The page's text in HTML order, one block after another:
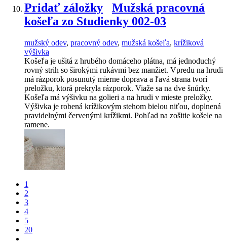
Pridať záložky
Mužská pracovná
košeľa zo Studienky 002-03
mužský odev, pracovný odev, mužská košeľa, krížiková
výšivka
Košeľa je ušitá z hrubého domáceho plátna, má jednoduchý
rovný strih so širokými rukávmi bez manžiet. Vpredu na hrudi
má rázporok posunutý mierne doprava a ľavá strana tvorí
preložku, ktorá prekryla rázporok. Viaže sa na dve šnúrky.
Košeľa má výšivku na golieri a na hrudi v mieste preložky.
Výšivka je robená krížikovým stehom bielou niťou, doplnená
pravidelnými červenými krížikmi. Pohľad na zošitie košele na
ramene.
1
2
3
4
5
20